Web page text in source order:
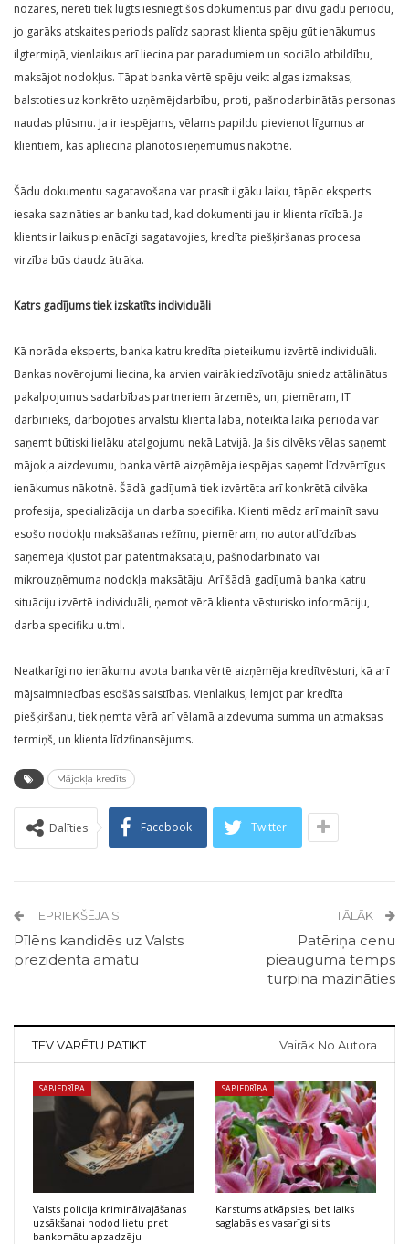
nozares, nereti tiek lūgts iesniegt šos dokumentus par divu gadu periodu,
jo garāks atskaites periods palīdz saprast klienta spēju gūt ienākumus
ilgtermiņā, vienlaikus arī liecina par paradumiem un sociālo atbildību,
maksājot nodokļus. Tāpat banka vērtē spēju veikt algas izmaksas,
balstoties uz konkrēto uzņēmējdarbību, proti, pašnodarbinātās personas
naudas plūsmu. Ja ir iespējams, vēlams papildu pievienot līgumus ar
klientiem, kas apliecina plānotos ieņēmumus nākotnē.
Šādu dokumentu sagatavošana var prasīt ilgāku laiku, tāpēc eksperts
iesaka sazināties ar banku tad, kad dokumenti jau ir klienta rīcībā. Ja
klients ir laikus pienācīgi sagatavojies, kredīta piešķiršanas procesa
virzība būs daudz ātrāka.
Katrs gadījums tiek izskatīts individuāli
Kā norāda eksperts, banka katru kredīta pieteikumu izvērtē individuāli.
Bankas novērojumi liecina, ka arvien vairāk iedzīvotāju sniedz attālinātus
pakalpojumus sadarbības partneriem ārzemēs, un, piemēram, IT
darbinieks, darbojoties ārvalstu klienta labā, noteiktā laika periodā var
saņemt būtiski lielāku atalgojumu nekā Latvijā. Ja šis cilvēks vēlas saņemt
mājokļa aizdevumu, banka vērtē aizņēmēja iespējas saņemt līdzvērtīgus
ienākumus nākotnē. Šādā gadījumā tiek izvērtēta arī konkrētā cilvēka
profesija, specializācija un darba specifika. Klienti mēdz arī mainīt savu
esošo nodokļu maksāšanas režīmu, piemēram, no autoratlīdzības
saņēmēja kļūstot par patentmaksātāju, pašnodarbināto vai
mikrouzņēmuma nodokļa maksātāju. Arī šādā gadījumā banka katru
situāciju izvērtē individuāli, ņemot vērā klienta vēsturisko informāciju,
darba specifiku u.tml.
Neatkarīgi no ienākumu avota banka vērtē aizņēmēja kredītvēsturi, kā arī
mājsaimniecības esošās saistības. Vienlaikus, lemjot par kredīta
piešķiršanu, tiek ņemta vērā arī vēlamā aizdevuma summa un atmaksas
termiņš, un klienta līdzfinansējums.
Mājokļa kredīts
Dalīties Facebook Twitter
IEPRIEKŠĒJAIS
Pīlēns kandidēs uz Valsts
prezidenta amatu
TĀLĀK
Patēriņa cenu
pieauguma temps
turpina mazināties
TEV VARĒTU PATIKT Vairāk No Autora
SABIEDRĪBA
Valsts policija kriminālvajāšanas
uzsākšanai nodod lietu pret
bankomātu apzadzēju
SABIEDRĪBA
Karstums atkāpsies, bet laiks
saglabāsies vasarīgi silts